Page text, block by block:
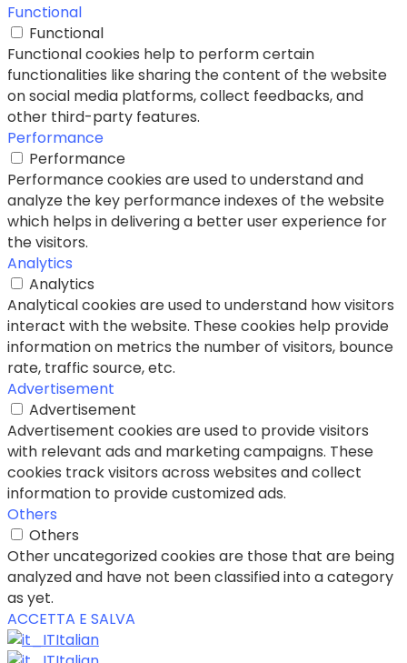
Functional
Functional
Functional cookies help to perform certain
functionalities like sharing the content of the website
on social media platforms, collect feedbacks, and
other third-party features.
Performance
Performance
Performance cookies are used to understand and
analyze the key performance indexes of the website
which helps in delivering a better user experience for
the visitors.
Analytics
Analytics
Analytical cookies are used to understand how visitors
interact with the website. These cookies help provide
information on metrics the number of visitors, bounce
rate, traffic source, etc.
Advertisement
Advertisement
Advertisement cookies are used to provide visitors
with relevant ads and marketing campaigns. These
cookies track visitors across websites and collect
information to provide customized ads.
Others
Others
Other uncategorized cookies are those that are being
analyzed and have not been classified into a category
as yet.
ACCETTA E SALVA
Italian